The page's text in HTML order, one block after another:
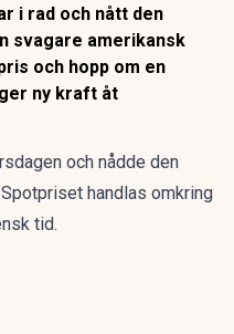
i rad och nått den
svagare amerikansk
och hopp om en
ny kraft åt
och nådde den
handlas omkring
tid.